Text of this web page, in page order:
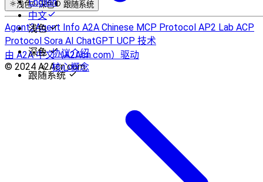
协议介绍
核心概念
中文
浅色 深色 跟随系统
浅色
深色
跟随系统
Agent2Agent Info A2A Chinese MCP Protocol AP2 Lab ACP
Protocol Sora AI ChatGPT UCP 技术
由 A2A 中文（A2Acn.com）驱动
© 2024 A2Acn.com.